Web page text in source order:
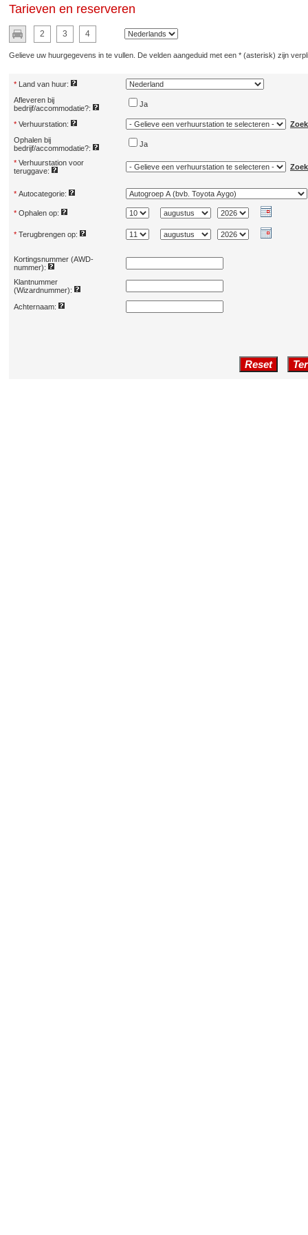
Tarieven en reserveren
2 3 4
Gelieve uw huurgegevens in te vullen. De velden aangeduid met een * (asterisk) zijn
* Land van huur:
Afleveren bij
bedrijf/accommodatie?:
Ja
* Verhuurstation:
Ophalen bij
bedrijf/accommodatie?:
Ja
* Verhuurstation voor
teruggave:
* Autocategorie:
* Ophalen op:
* Terugbrengen op:
Kortingsnummer (AWD-
nummer):
Klantnummer
(Wizardnummer):
Achternaam: